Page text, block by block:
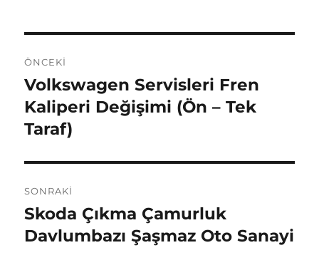
gezinmesi
ÖNCEKI
Önceki
yazı:
Volkswagen Servisleri Fren
Kaliperi Değişimi (Ön – Tek
Taraf)
SONRAKI
Sonraki
yazı:
Skoda Çıkma Çamurluk
Davlumbazı Şaşmaz Oto Sanayi